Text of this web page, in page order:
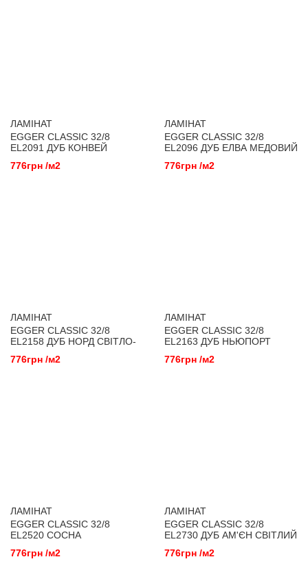
ЛАМІНАТ
EGGER CLASSIC 32/8
EL2091 ДУБ КОНВЕЙ
776грн /м2
ЛАМІНАТ
EGGER CLASSIC 32/8
EL2096 ДУБ ЕЛВА МЕДОВИЙ
776грн /м2
ЛАМІНАТ
EGGER CLASSIC 32/8
EL2158 ДУБ НОРД СВІТЛО-
776грн /м2
ЛАМІНАТ
EGGER CLASSIC 32/8
EL2163 ДУБ НЬЮПОРТ
776грн /м2
ЛАМІНАТ
EGGER CLASSIC 32/8
EL2520 СОСНА
776грн /м2
ЛАМІНАТ
EGGER CLASSIC 32/8
EL2730 ДУБ АМ'ЄН СВІТЛИЙ
776грн /м2